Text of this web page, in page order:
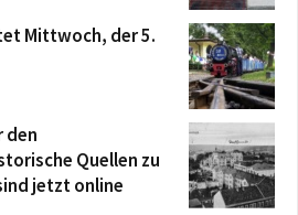
Mittwoch, der 5.
den
Quellen zu
jetzt online